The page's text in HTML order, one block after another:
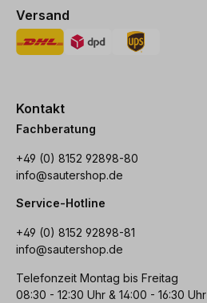
Versand
Kontakt
Fachberatung
+49 (0) 8152 92898-80
info@sautershop.de
Service-Hotline
+49 (0) 8152 92898-81
info@sautershop.de
Telefonzeit Montag bis Freitag
08:30 - 12:30 Uhr & 14:00 - 16:30 Uhr